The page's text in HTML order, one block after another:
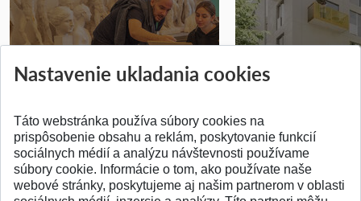
Pridané 14.07.2026 Pridané 03.07.2026
SPÄŤ NA VRCH
Nastavenie ukladania cookies
Táto webstránka používa súbory cookies na
prispôsobenie obsahu a reklám, poskytovanie funkcií
sociálnych médií a analýzu návštevnosti používame
súbory cookie. Informácie o tom, ako používate naše
webové stránky, poskytujeme aj našim partnerom v oblasti